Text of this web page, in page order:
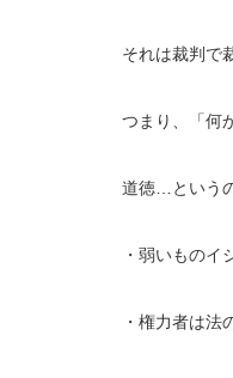
それは裁判で
つまり、「何
道徳…という
・弱いものイ
・権力者は法